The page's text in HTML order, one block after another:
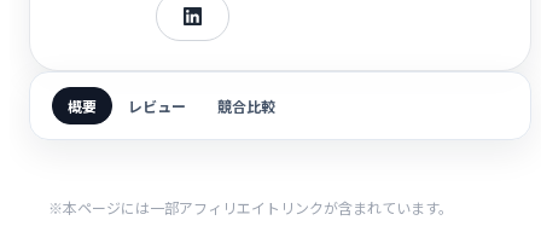
概要 レビュー 競合比較
※本ページには一部アフィリエイトリンクが含まれています。